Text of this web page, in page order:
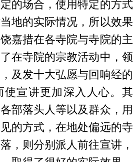
的场合，使用特定的方式
地的实际情况，所以效果
嘉措在各寺院与寺院的主
在寺院的宗教活动中，领
及发十大弘愿与回响经的
使宣讲更加深入人心。其
部落头人等以及群众，用
的方式，在地处偏远的寺
，则分别派人前往宣讲，